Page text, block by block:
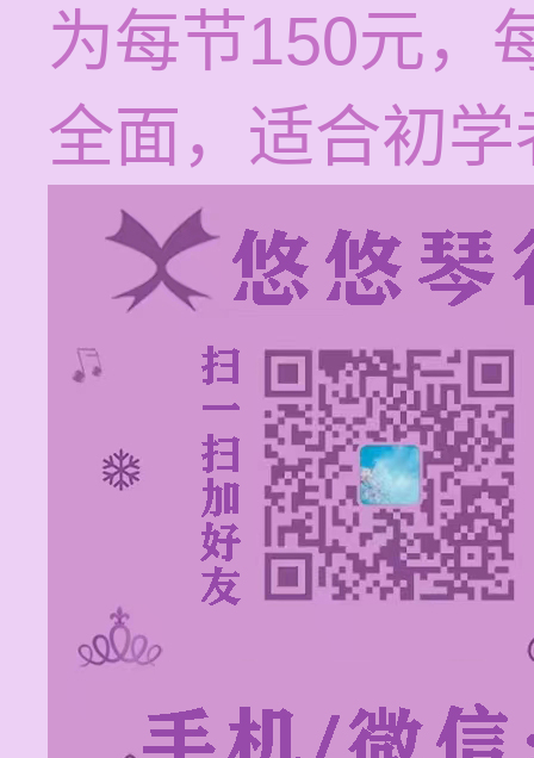
为每节150元，
全面，适合初